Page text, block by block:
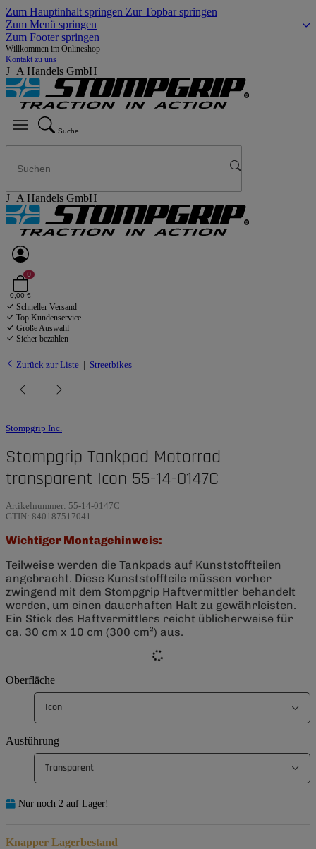
Zum Hauptinhalt springen Zur Topbar springen
Zum Menü springen
Zum Footer springen
Willkommen im Onlineshop
Kontakt zu uns
J+A Handels GmbH
Suche
J+A Handels GmbH
0
0,00 €
Schneller Versand
Top Kundenservice
Große Auswahl
Sicher bezahlen
Zurück zur Liste Streetbikes
Stompgrip Inc.
Stompgrip Tankpad Motorrad
transparent Icon 55-14-0147C
Artikelnummer: 55-14-0147C
GTIN: 840187517041
Wichtiger Montagehinweis:
Teilweise werden die Tankpads auf Kunststoffteilen
angebracht. Diese Kunststoffteile müssen vorher
zwingend mit dem Stompgrip Haftvermittler behandelt
werden, um einen dauerhaften Halt zu gewährleisten.
Ein Stick des Haftvermittlers reicht üblicherweise für
ca. 30 cm x 10 cm (300 cm²) aus.
Oberfläche
Icon
Ausführung
Transparent
Nur noch 2 auf Lager!
Knapper Lagerbestand